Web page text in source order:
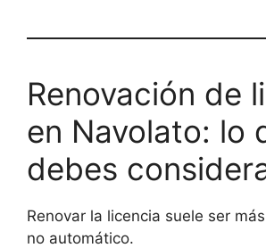
Renovación de
en Navolato: lo
debes
Renovar la licencia suele ser
no automático.